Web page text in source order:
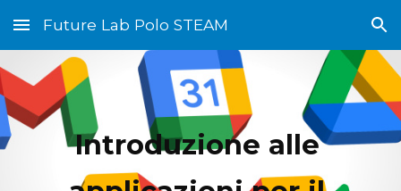
Skip to main content Skip to navigation
Future Lab Polo STEAM
Introduzione alle